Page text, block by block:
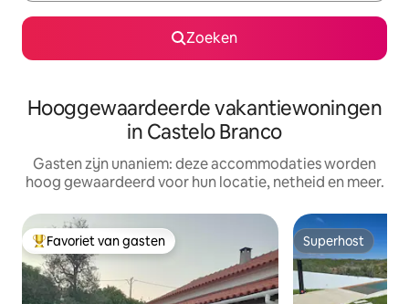
Zoeken
Hooggewaardeerde vakantiewoningen
in Castelo Branco
Gasten zijn unaniem: deze accommodaties worden
hoog gewaardeerd voor hun locatie, netheid en meer.
Topfavoriet van gasten
Favoriet van gasten Superhost
Superhost